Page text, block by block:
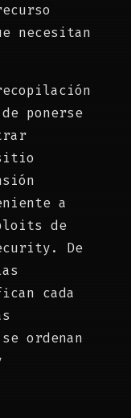
necesitan
ponerse
a
de
De
cada
ordenan